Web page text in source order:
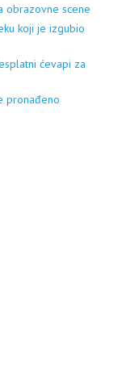
obrazovne scene
koji je izgubio
ćevapi za
pronađeno